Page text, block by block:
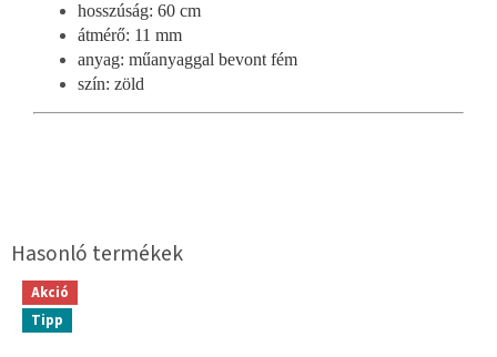
hosszúság: 60 cm
átmérő: 11 mm
anyag: műanyaggal bevont fém
szín: zöld
Akció
Tipp